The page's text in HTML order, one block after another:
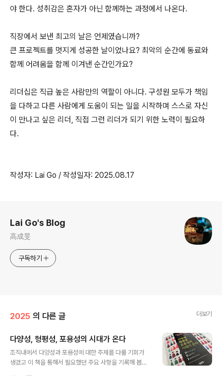
야 한다. 성취감은 혼자가 아닌 함께하는 과정에서 나온다.
직장에서 보낸 최고의 날은 언제였습니까?
큰 프로젝트를 멋지게 성공한 날이었나요? 최악의 순간에 동료와
함께 어려움을 함께 이겨낸 순간인가요?
리더십은 직급 높은 사람만의 역할이 아니다. 구성원 모두가 책임
을 다하고 다른 사람에게 도움이 되는 일을 시작하며 스스로 자신
이 만나고 싶은 리더, 직접 그런 리더가 되기 위한 노력이 필요하
다.
작성자: Lai Go / 작성일자: 2025.08.17
Lai Go's Blog
高成旻
구독하기
2025 의 다른 글 더보기
다양성, 형평성, 포용성의 시대가 온다
조직내에서 다양성과 포용성에 대한 주제를 다룰 기회가
생겼고 이 책을 통해서 필요했던 주요 사항을 기록해 봅니